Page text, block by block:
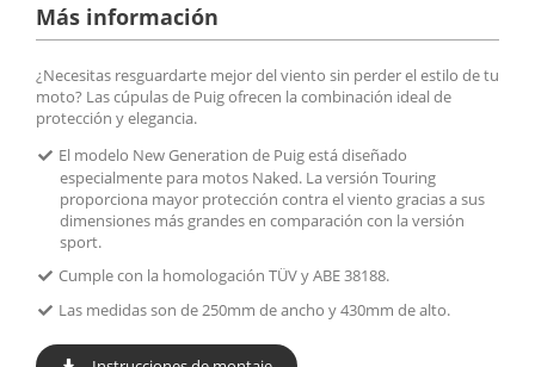
Más información
¿Necesitas resguardarte mejor del viento sin perder el estilo de tu
moto? Las cúpulas de Puig ofrecen la combinación ideal de
protección y elegancia.
El modelo New Generation de Puig está diseñado
especialmente para motos Naked. La versión Touring
proporciona mayor protección contra el viento gracias a sus
dimensiones más grandes en comparación con la versión
sport.
Cumple con la homologación TÜV y ABE 38188.
Las medidas son de 250mm de ancho y 430mm de alto.